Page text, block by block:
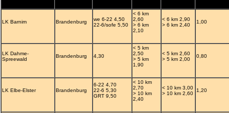
LK Barnim Brandenburg
we 6-22 4,50
22-6/sofe 5,50
< 6 km
2,60
> 6 km
2,10
< 6 km 2,90
> 6 km 2,40
1,00
LK Dahme-
Spreewald
Brandenburg 4,30
< 5 km
2,50
> 5 km
1,90
< 5 km 2,60
> 5 km 2,00
0,80
LK Elbe-Elster Brandenburg
6-22 4,70
22-6 5,30
GRT 9,50
< 10 km
2,70
> 10 km
2,40
< 10 km 3,00
> 10 km 2,60
1,20